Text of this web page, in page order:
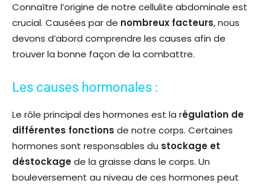
Connaître l’origine de notre cellulite abdominale est
crucial. Causées par de nombreux facteurs, nous
devons d’abord comprendre les causes afin de
trouver la bonne façon de la combattre.
Les causes hormonales :
Le rôle principal des hormones est la régulation de
différentes fonctions de notre corps. Certaines
hormones sont responsables du stockage et
déstockagede la graisse dans le corps. Un
bouleversement au niveau de ces hormones peut